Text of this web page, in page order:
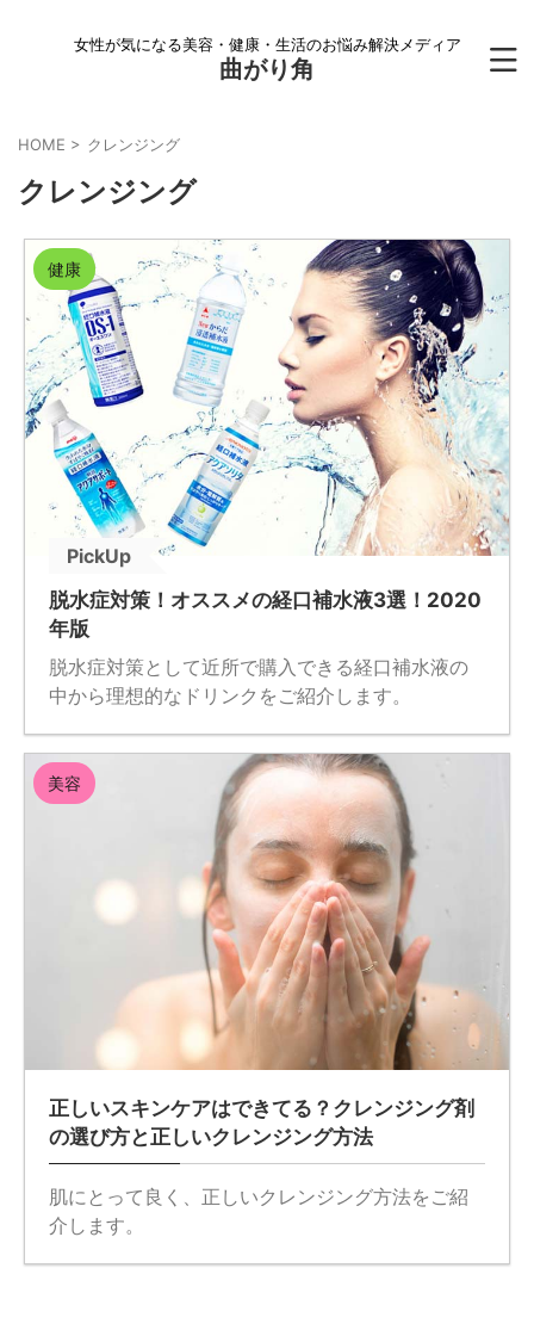
女性が気になる美容・健康・生活のお悩み解決メディア
曲がり角
HOME > クレンジング
クレンジング
健康
PickUp
脱水症対策！オススメの経口補水液3選！2020
年版
脱水症対策として近所で購入できる経口補水液の
中から理想的なドリンクをご紹介します。
美容
正しいスキンケアはできてる？クレンジング剤
の選び方と正しいクレンジング方法
肌にとって良く、正しいクレンジング方法をご紹
介します。